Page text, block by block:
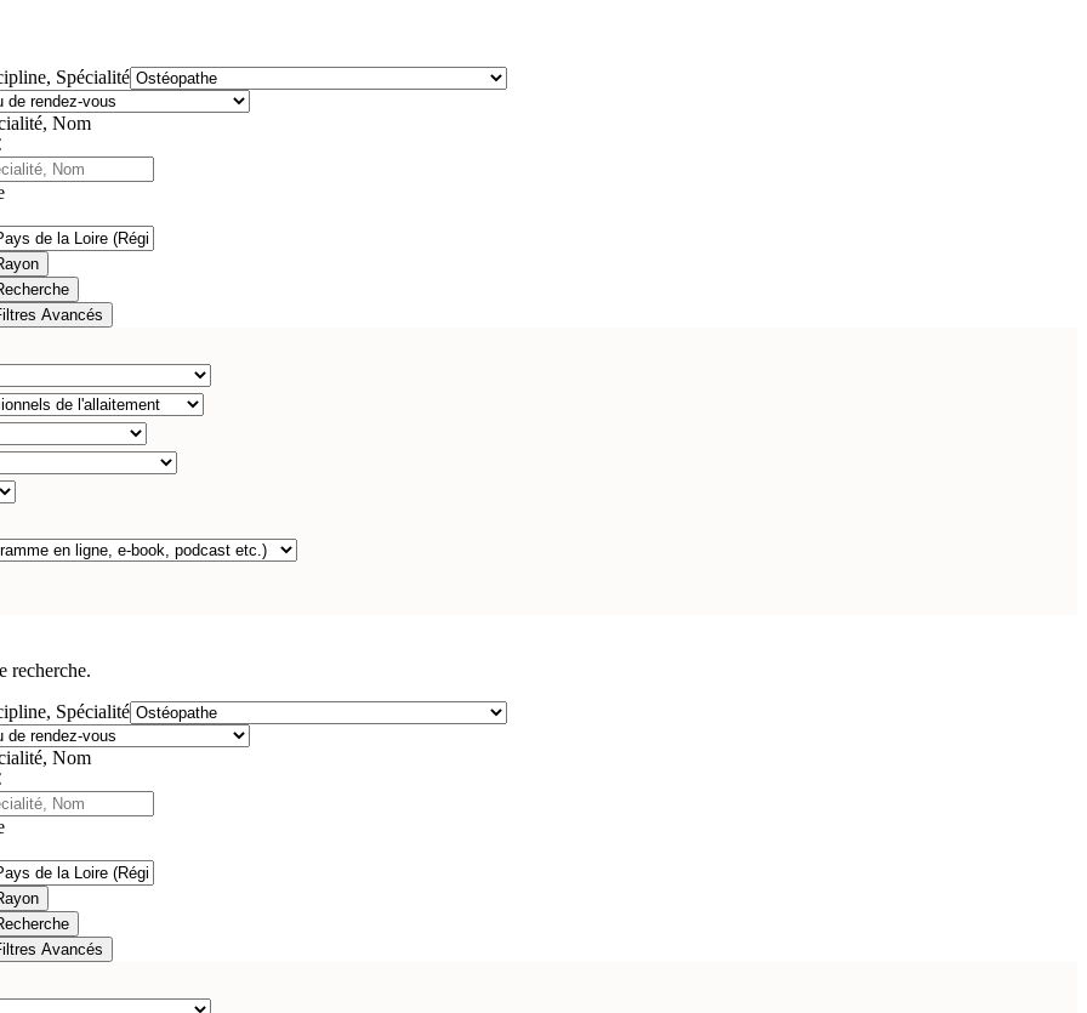
Spécialité
Nom
Avancés
recherche.
Spécialité
Nom
Avancés